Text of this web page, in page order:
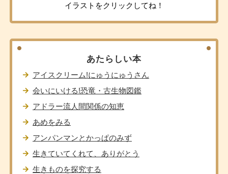
イラストをクリックしてね！
あたらしい本
アイスクリーム!にゅうにゅうさん
会いにいける!恐竜・古生物図鑑
アドラー流人間関係の知恵
あめをみる
アンパンマンとかっぱのみず
生きていてくれて、ありがとう
生きものを探究する